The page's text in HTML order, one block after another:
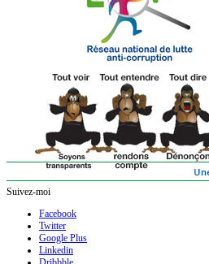
Suivez-moi
Facebook
Twitter
Google Plus
Linkedin